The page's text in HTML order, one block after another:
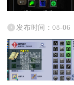
发布时间：08-06